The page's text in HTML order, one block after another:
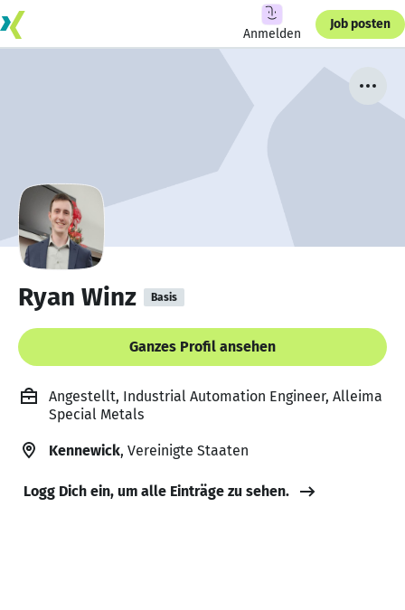
Anmelden
Job posten
Ryan Winz Basis
Ganzes Profil ansehen
Angestellt, Industrial Automation Engineer, Alleima
Special Metals
Kennewick, Vereinigte Staaten
Logg Dich ein, um alle Einträge zu sehen.